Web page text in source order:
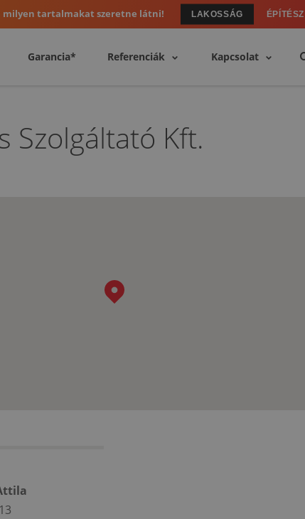
milyen tartalmakat szeretne látni! LAKOSSÁG ÉPÍTÉSZ
Garancia* Referenciák Kapcsolat
Szolgáltató Kft.